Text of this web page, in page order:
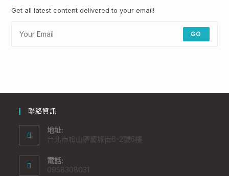
Get all latest content delivered to your email!
GO
聯絡資訊
地址:
台北市松山區慶城街6-2號6樓
電話:
0958308031